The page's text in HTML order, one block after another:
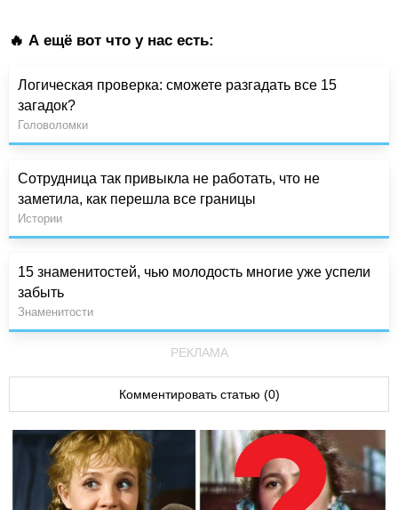
🔥 А ещё вот что у нас есть:
Логическая проверка: сможете разгадать все 15
загадок?
Головоломки
Сотрудница так привыкла не работать, что не
заметила, как перешла все границы
Истории
15 знаменитостей, чью молодость многие уже успели
забыть
Знаменитости
РЕКЛАМА
Комментировать статью (0)